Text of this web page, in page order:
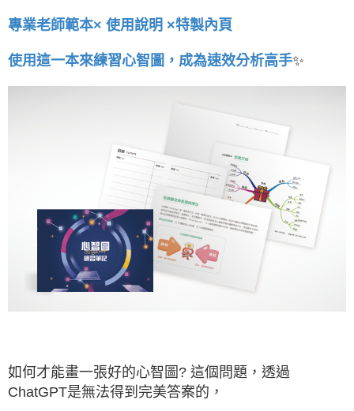
專業老師範本× 使用說明 ×特製內頁
使用這一本來練習心智圖，成為速效分析高手✨
如何才能畫一張好的心智圖? 這個問題，透過
ChatGPT是無法得到完美答案的，